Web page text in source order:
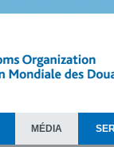
MÉDIA